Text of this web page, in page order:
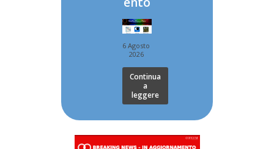
6 Agosto
2026
Continua
a
leggere